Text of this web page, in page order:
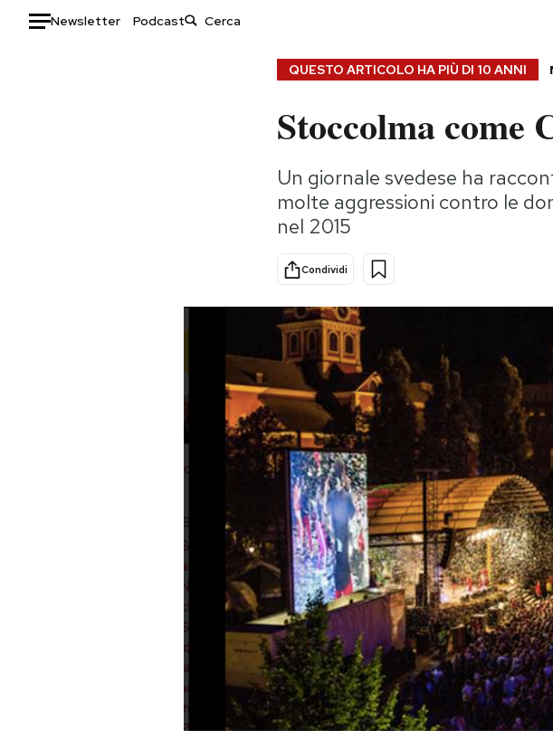
Newsletter Podcast
Consumismi
Storie/Idee
Ok Boomer!
Europa
Altrecose
Mondiali calcio 2026
QUESTO ARTICOLO HA PIÙ DI 10 ANNI
Stoccolma come
Un giornale svedese ha
molte aggressioni contro le
nel 2015
Condividi